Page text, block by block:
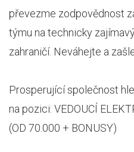
převezme zodpovědnost
týmu na technicky
zahraničí. Neváhejte a
Prosperující společnost
na pozici: VEDOUCÍ
(OD 70.000 + BONUSY)